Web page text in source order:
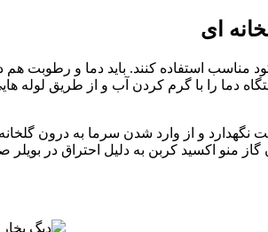
ای
مناسب استفاده کنند. باید دما و رطوبت
دما را با گرم کردن آب و از طریق
نگهدارد و از وارد شدن سرما به درون
اکسید کربن به دلیل احتراق در